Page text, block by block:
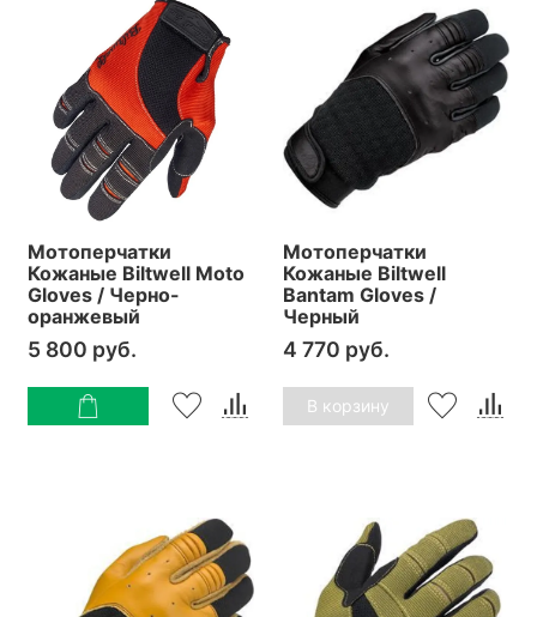
Мотоперчатки
Кожаные Biltwell Moto
Gloves / Черно-
оранжевый
5 800 руб.
Мотоперчатки
Кожаные Biltwell
Bantam Gloves /
Черный
4 770 руб.
В корзину